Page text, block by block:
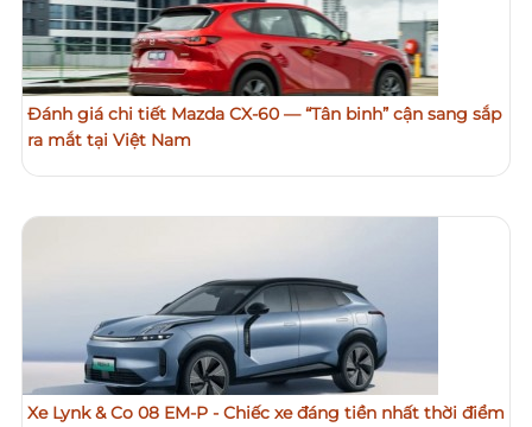
Đánh giá chi tiết Mazda CX-60 — “Tân binh” cận sang sắp
ra mắt tại Việt Nam
Xe Lynk & Co 08 EM-P - Chiếc xe đáng tiền nhất thời điểm